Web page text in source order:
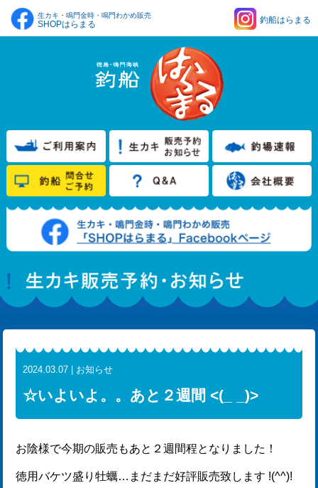
生カキ・鳴門金時・鳴門わかめ販売
SHOPはらまる 釣船はらまる
2024.03.07 | お知らせ
☆いよいよ。。あと２週間 <(_ _)>
お陰様で今期の販売もあと２週間程となりました！
徳用バケツ盛り牡蠣…まだまだ好評販売致します !(^^)!